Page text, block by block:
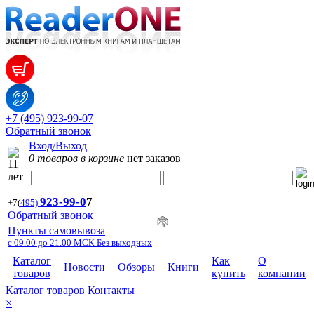
+7 (495) 923-99-07
Обратный звонок
Вход/Выход
0 товаров в корзине нет заказов
+7(495) 923-99-07
Обратный звонок
Пункты самовывоза
с 09.00 до 21.00 МСК Без выходных
Каталог
товаров
Новости Обзоры Книги
Как
купить
О
компании
Каталог товаров Контакты
×